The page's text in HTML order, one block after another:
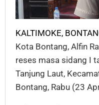
KALTIMOKE,
Kota Bontang, Alfin
reses masa sidang I
Tanjung Laut,
Bontang, Rabu (23